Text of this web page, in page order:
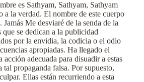
es Sathyam, Sathyam, Sathyam
a la verdad. El nombre de este cuerpo
Jamás Me desviaré de la senda de la
que se dedican a la publicidad
por la envidia, la codicia o el odio
apropiadas. Ha llegado el
adecuada para disuadir a estas
tal propaganda falsa. Por supuesto,
Ellas están recurriendo a esta